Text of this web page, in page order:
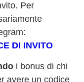
Per
DI INVITO
i bonus di chi
avere un codice